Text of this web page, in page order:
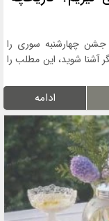
جشن چهارشنبه سوری را
آشنا شوید، این مطلب را
ادامه